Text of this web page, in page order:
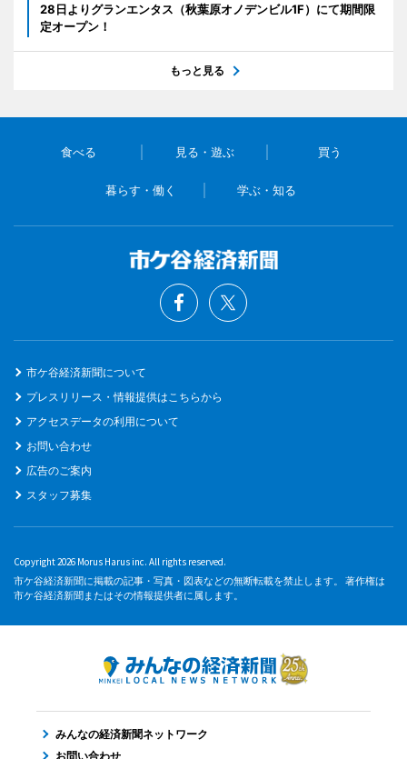
28日よりグランエンタス（秋葉原オノデンビル1F）にて期間限
定オープン！
もっと見る
食べる 見る・遊ぶ 買う
暮らす・働く 学ぶ・知る
市ケ谷経済新聞について
プレスリリース・情報提供はこちらから
アクセスデータの利用について
お問い合わせ
広告のご案内
スタッフ募集
Copyright 2026 Morus Harus inc. All rights reserved.
市ケ谷経済新聞に掲載の記事・写真・図表などの無断転載を禁止します。 著作権は
市ケ谷経済新聞またはその情報提供者に属します。
みんなの経済新聞ネットワーク
お問い合わせ